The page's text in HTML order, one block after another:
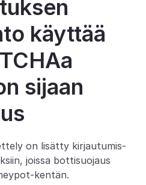
käyttää
sijaan
on lisätty kirjautumis-
joissa bottisuojaus
kentän.